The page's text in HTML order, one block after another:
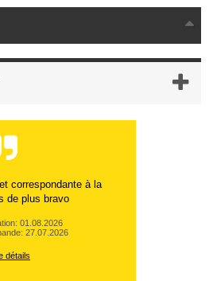
correspondante à la
de plus bravo
01.08.2026
27.07.2026
détails